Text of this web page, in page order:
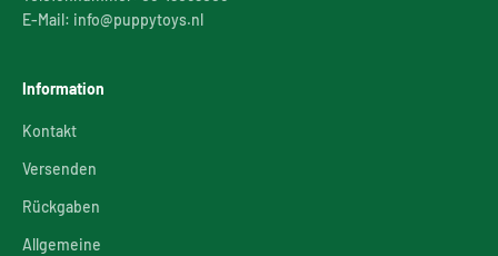
E-Mail: info@puppytoys.nl
Information
Kontakt
Versenden
Rückgaben
Allgemeine